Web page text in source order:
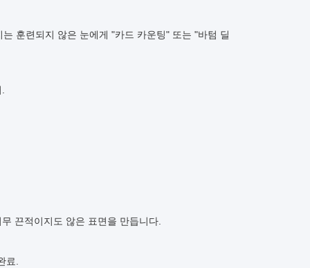
훈련되지 않은 눈에게 "카드 카운팅" 또는 "바텀 딜
끈적이지도 않은 표면을 만듭니다.
료.